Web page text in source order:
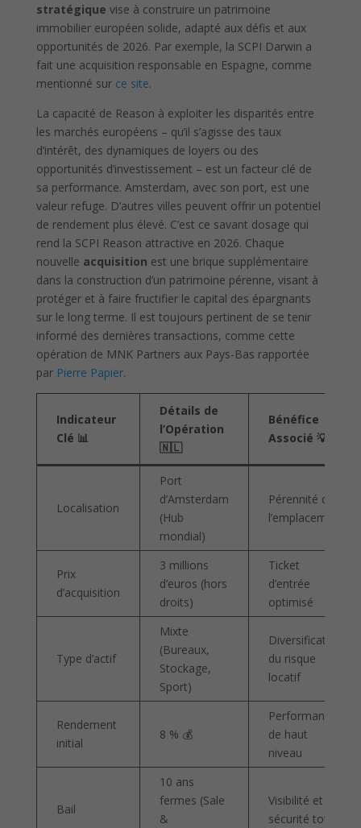
stratégique vise à construire un patrimoine
immobilier européen solide, adapté aux défis et aux
opportunités de 2026. Par exemple, la SCPI Darwin a
fait une acquisition responsable en Espagne, comme
mentionné sur ce site.
La capacité de Reason à exploiter les disparités entre
les marchés européens – qu’il s’agisse des taux
d’intérêt, des dynamiques de loyers ou des
opportunités d’investissement – est un facteur clé de
sa performance. Amsterdam, avec son port, est une
valeur refuge. D’autres villes peuvent offrir un potentiel
de rendement plus élevé. C’est ce savant dosage qui
rend la SCPI Reason attractive en 2026. Chaque
nouvelle acquisition est une brique supplémentaire
dans la construction d’un patrimoine pérenne, visant à
protéger et à faire fructifier le capital des épargnants
sur le long terme. Il est toujours pertinent de se tenir
informé des dernières transactions, comme cette
opération de MNK Partners aux Pays-Bas rapportée
par Pierre Papier.
Indicateur
Clé 📊
Détails de
l’Opération
🇳🇱
Bénéfice
Associé 💡
Localisation
Port
d’Amsterdam
(Hub
mondial)
Pérennité de
l’emplacement
Prix
d’acquisition
3 millions
d’euros (hors
droits)
Ticket
d’entrée
optimisé
Type d’actif
Mixte
(Bureaux,
Stockage,
Sport)
Diversification
du risque
locatif
Rendement
initial
8 % 💰
Performance
de haut
niveau
Bail
10 ans
fermes (Sale
&
Visibilité et
sécurité totale